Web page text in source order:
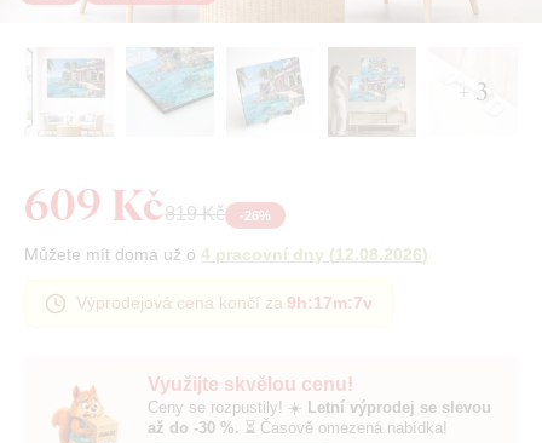
+ 3
Využijte skvělou cenu!
Ceny se rozpustily! ☀️ Letní výprodej se slevou
až do -30 %. ⏳ Časově omezená nabídka!
609 Kč819 Kč -26%
Můžete mít doma už o 4 pracovní dny (12.08.2026)
Výprodejová cena končí za 9h:17m:6v